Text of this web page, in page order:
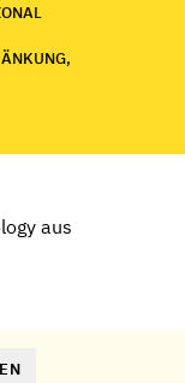
aus